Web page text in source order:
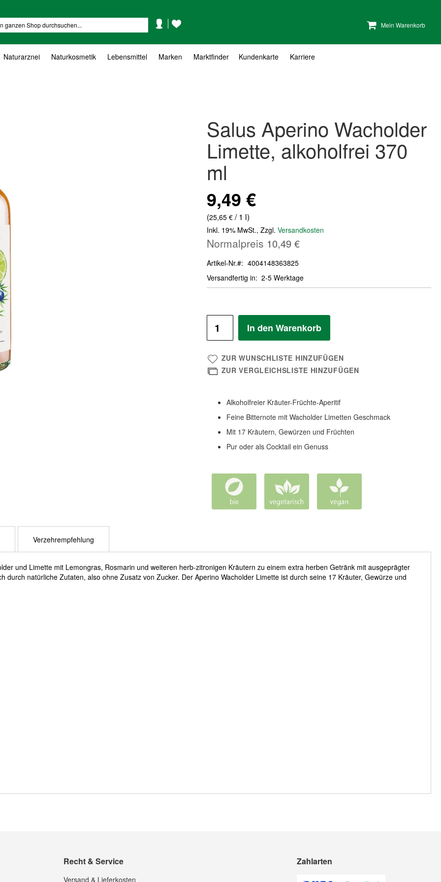
Mein Warenkorb
KontoWunschzettel
Naturarznei Naturkosmetik Lebensmittel Marken Marktfinder Kundenkarte Karriere
Salus Aperino Wacholder
Limette, alkoholfrei 370
ml
Sonderangebot
9,49 €
(25,65 €/ 1 l)
Inkl. 19% MwSt., Zzgl. Versandkosten
Normalpreis 10,49 €
Artikel-Nr.
4004148363825
Versandfertig in
2-5 Werktage
In den Warenkorb
ZUR WUNSCHLISTE HINZUFÜGEN
ZUR VERGLEICHSLISTE HINZUFÜGEN
Alkoholfreier Kräuter-Früchte-Aperitif
Feine Bitternote mit Wacholder Limetten Geschmack
Mit 17 Kräutern, Gewürzen und Früchten
Pur oder als Cocktail ein Genuss
und Limette mit Lemongras, Rosmarin und weiteren herb-zitronigen Kräutern zu einem extra herben Getränk mit ausgeprägter
durch natürliche Zutaten, also ohne Zusatz von Zucker. Der Aperino Wacholder Limette ist durch seine 17 Kräuter, Gewürze und
Verzehrempfehlung
Recht & Service
Versand & Lieferkosten
Zahlarten